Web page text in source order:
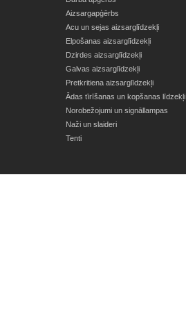
Aizsargapģērbs
Acu un sejas aizsarglīdzekļi
Elpošanas aizsarglīdzekļi
Dzirdes aizsarglīdzekļi
Galvas aizsarglīdzekļi
Pretkritiena aizsarglīdzekļi
Ādas tīrīšanas un kopšanas līdzekļi
Norobežojumi un signāllampas
Naži un slaideri
Tenti